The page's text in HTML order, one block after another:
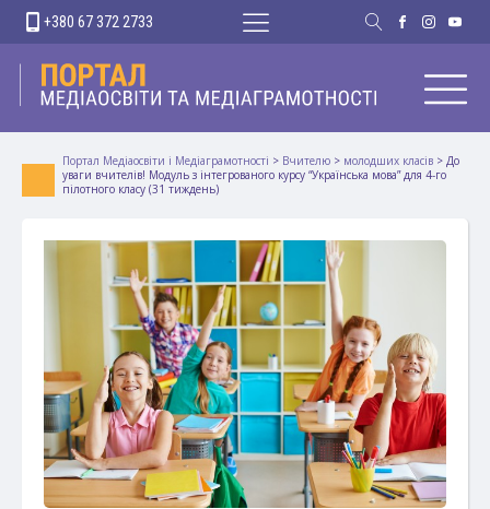
+380 67 372 2733
Портал Медіаосвіти і Медіаграмотності > Вчителю > молодших класів > До
уваги вчителів! Модуль з інтегрованого курсу “Українська мова” для 4-го
пілотного класу (31 тиждень)